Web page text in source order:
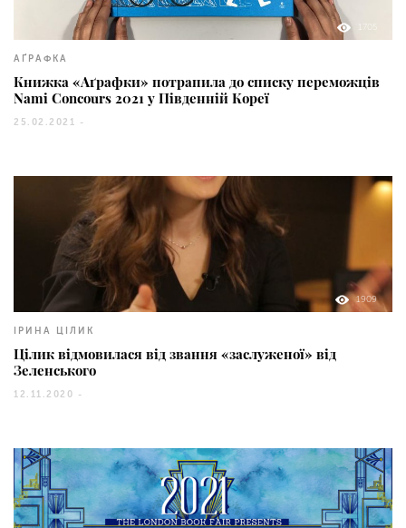
1705
АҐРАФКА
Книжка «Аґрафки» потрапила до списку переможців
Nami Concours 2021 у Південній Кореї
25.02.2021 -
1909
ІРИНА ЦІЛИК
Цілик відмовилася від звання «заслуженої» від
Зеленського
12.11.2020 -